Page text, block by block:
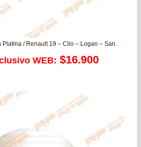
Pastillas de freno Nissan Platina / Renault 19 – Clio – Logan – Sandero
WEB: $16.900